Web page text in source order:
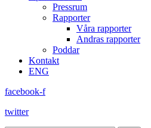
Pressrum
Rapporter
Våra rapporter
Andras rapporter
Poddar
Kontakt
ENG
facebook-f
twitter